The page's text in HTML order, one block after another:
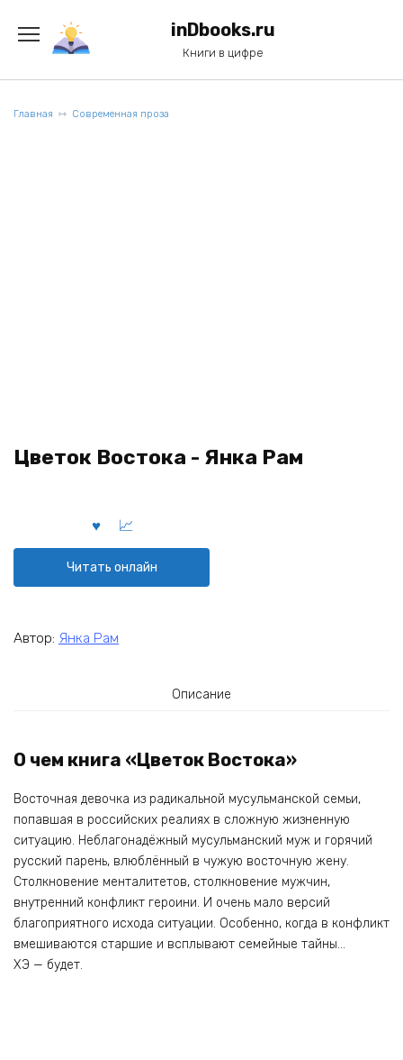
содержанию
inDbooks.ru
Книги в цифре
Главная Современная проза
Цветок Востока - Янка Рам
Читать онлайн
Автор: Янка Рам
Описание
О чем книга «Цветок Востока»
Восточная девочка из радикальной мусульманской семьи,
попавшая в российских реалиях в сложную жизненную
ситуацию. Неблагонадёжный мусульманский муж и горячий
русский парень, влюблённый в чужую восточную жену.
Столкновение менталитетов, столкновение мужчин,
внутренний конфликт героини. И очень мало версий
благоприятного исхода ситуации. Особенно, когда в конфликт
вмешиваются старшие и всплывают семейные тайны…
ХЭ — будет.